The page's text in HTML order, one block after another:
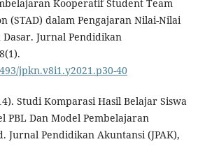
Kooperatif Student Team
(STAD) dalam Pengajaran Nilai-Nilai
Dasar. Jurnal Pendidikan
jpkn.v8i1.y2021.p30-40
Studi Komparasi Hasil Belajar Siswa
PBL Dan Model Pembelajaran
Jurnal Pendidikan Akuntansi (JPAK),